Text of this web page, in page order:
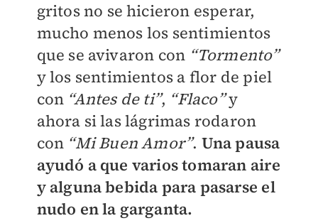
gritos no se hicieron esperar,
mucho menos los sentimientos
que se avivaron con “Tormento”
y los sentimientos a flor de piel
con “Antes de ti”, “Flaco”y
ahora si las lágrimas rodaron
con “Mi Buen Amor”. Una pausa
ayudó a que varios tomaran aire
y alguna bebida para pasarse el
nudo en la garganta.